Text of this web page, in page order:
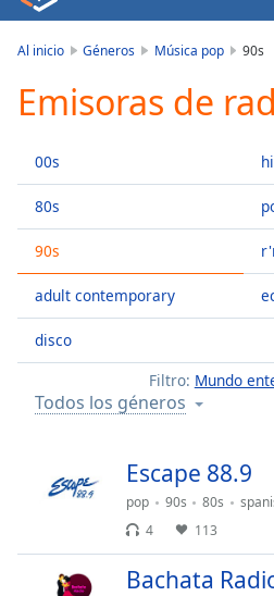
Player
Play
Video
Skip
Skip
Mute
Current
Time0:00
Duration
Loaded:
Stream
currently
Remaining
Al inicio Géneros Música pop 90s
Emisoras de
00s
80s
90s
adult contemporary
disco
Filtro: Mundo
Todos los géneros
Escape 88.9
pop 90s 80s
4
113
Bachata